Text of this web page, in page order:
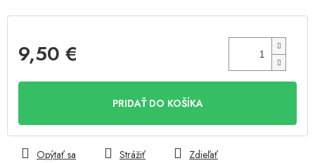
9,50 €
PRIDAŤ DO KOŠÍKA
Opýtať sa Strážiť Zdieľať